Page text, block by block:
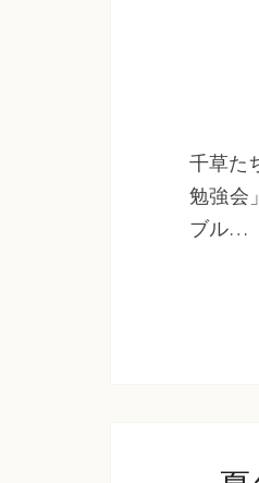
千草た
勉強会
ブル…